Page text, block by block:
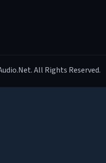
All Rights Reserved.